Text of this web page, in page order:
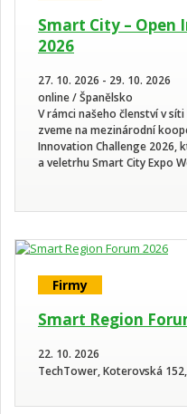
Smart City – Open
2026
27. 10. 2026 - 29. 10. 2026
online / Španělsko
V rámci našeho členství v
zveme na mezinárodní
Innovation Challenge 2026,
a veletrhu Smart City Expo
Firmy
Smart Region
22. 10. 2026
TechTower, Koterovská